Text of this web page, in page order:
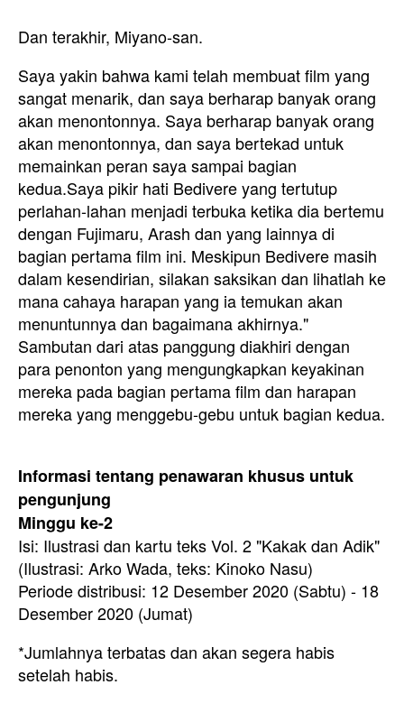
Dan terakhir, Miyano-san.
Saya yakin bahwa kami telah membuat film yang
sangat menarik, dan saya berharap banyak orang
akan menontonnya. Saya berharap banyak orang
akan menontonnya, dan saya bertekad untuk
memainkan peran saya sampai bagian
kedua.Saya pikir hati Bedivere yang tertutup
perlahan-lahan menjadi terbuka ketika dia bertemu
dengan Fujimaru, Arash dan yang lainnya di
bagian pertama film ini. Meskipun Bedivere masih
dalam kesendirian, silakan saksikan dan lihatlah ke
mana cahaya harapan yang ia temukan akan
menuntunnya dan bagaimana akhirnya."
Sambutan dari atas panggung diakhiri dengan
para penonton yang mengungkapkan keyakinan
mereka pada bagian pertama film dan harapan
mereka yang menggebu-gebu untuk bagian kedua.
Informasi tentang penawaran khusus untuk
pengunjung
Minggu ke-2
Isi: Ilustrasi dan kartu teks Vol. 2 "Kakak dan Adik"
(Ilustrasi: Arko Wada, teks: Kinoko Nasu)
Periode distribusi: 12 Desember 2020 (Sabtu) - 18
Desember 2020 (Jumat)
*Jumlahnya terbatas dan akan segera habis
setelah habis.